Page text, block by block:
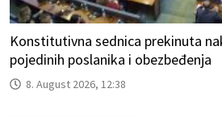
Konstitutivna sednica prekinuta
pojedinih poslanika i obezbeđenja
8. August 2026, 12:38